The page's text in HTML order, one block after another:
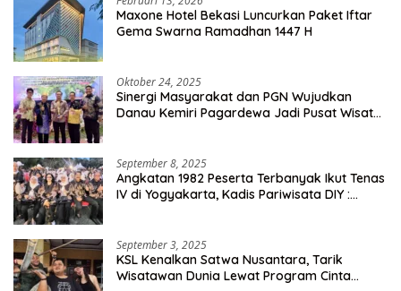
Maxone Hotel Bekasi Luncurkan Paket Iftar
Gema Swarna Ramadhan 1447 H
Oktober 24, 2025
Sinergi Masyarakat dan PGN Wujudkan
Danau Kemiri Pagardewa Jadi Pusat Wisata
September 8, 2025
Angkatan 1982 Peserta Terbanyak Ikut Tenas
IV di Yogyakarta, Kadis Pariwisata DIY :
September 3, 2025
KSL Kenalkan Satwa Nusantara, Tarik
Wisatawan Dunia Lewat Program Cinta